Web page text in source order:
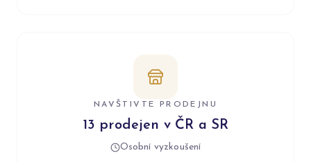
NAVŠTIVTE PRODEJNU
13 prodejen v ČR a SR
Osobní vyzkoušení